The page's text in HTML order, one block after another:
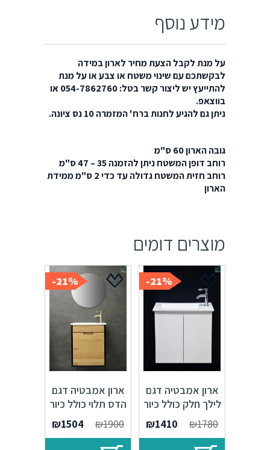
מידע נוסף
על מנת לקבל הצעת מחיר לארון במידה
לבקשתכם עם שינוי משטח או צבע או על מנת
להתייעץ יש ליצור קשר בטל: 054-7862760 או
בווצאפ.
ניתן גם להגיע לחנות ברח' המזמרה 10 נס ציונה.
גובה הארון 60 ס"מ
רוחב דופן המשטח ניתן להזמנה 35 – 47 ס"מ
רוחב חזית המשטח גדולה עד כדי 2 ס"מ ממידת
הארון
מוצרים דומים
21%-
ארון אמבטיה דגם
לילך חלק כולל כיור
איטגרלי או משטח
עץ אלון
₪1780
המחיר
המקורי
₪1410
המחיר
הנוכחי
21%-
ארון אמבטיה דגם
הדס תלוי כולל כיור
איטגרלי או משטח
עץ אלון
₪1900
המחיר
המקורי
₪1504
הנוכחי